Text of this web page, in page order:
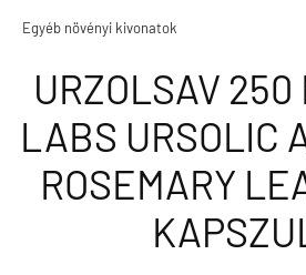
Egyéb növényi kivonatok
URZOLSAV 250
LABS URSOLIC
ROSEMARY